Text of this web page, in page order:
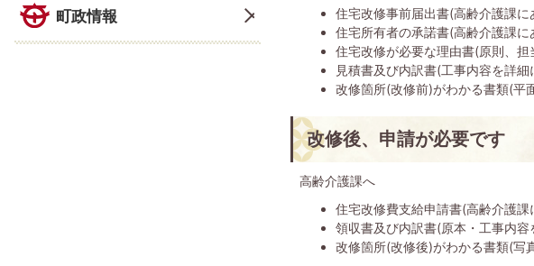
町政情報
住宅改修事前届出書(高齢介護課に
住宅所有者の承諾書(高齢介護課に
住宅改修が必要な理由書(原則、
見積書及び内訳書(工事内容を詳
改修箇所(改修前)がわかる書類(平
改修後、申請が必要です
高齢介護課へ
住宅改修費支給申請書(高齢介護課
領収書及び内訳書(原本・工事内
改修箇所(改修後)がわかる書類(写